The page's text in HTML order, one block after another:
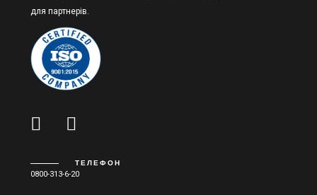
для партнерів.
ТЕЛЕФОН
0800-313-6-20